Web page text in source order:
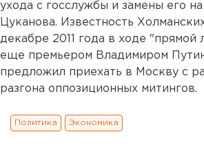
ухода с госслужбы и замены его
Цуканова. Известность
декабре 2011 года в ходе "прямой
еще премьером Владимиром
предложил приехать в Москву с
разгона оппозиционных митингов.
Политика Экономика